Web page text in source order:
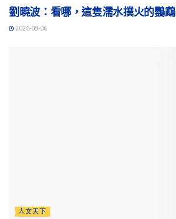
劉曉波：看哪，這隻濡水撲火的鸚鵡
2026-08-06
人文天下